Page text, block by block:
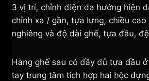
3 vị trí, chỉnh điện đa hướng hiện
chỉnh xa / gần, tựa lưng, chiều cao
nghiêng và độ dài ghế, tựa đầu,
Hàng ghế sau có đầy đủ tựa đầu
tay trung tâm tích hợp hai hộc